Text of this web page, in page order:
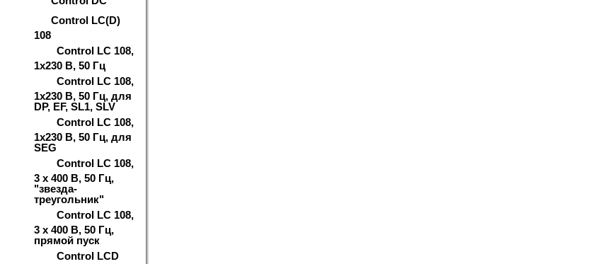
Control LC(D)
108
Control LC 108,
1x230 В, 50 Гц
Control LC 108,
1x230 В, 50 Гц, для
DP, EF, SL1, SLV
Control LC 108,
1x230 В, 50 Гц, для
SEG
Control LC 108,
3 х 400 В, 50 Гц,
"звезда-
треугольник"
Control LC 108,
3 х 400 В, 50 Гц,
прямой пуск
Control LCD